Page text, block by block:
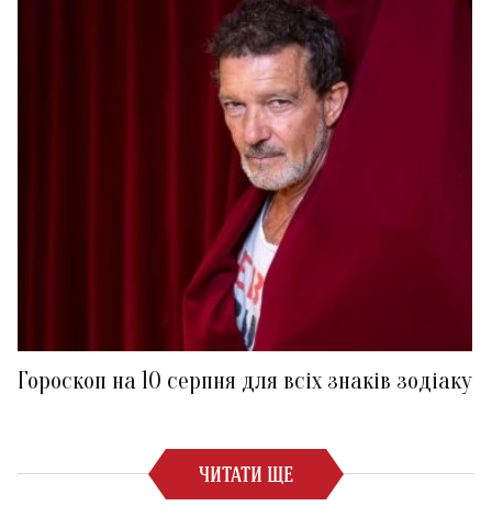
Гороскоп на 10 серпня для всіх знаків зодіаку
ЧИТАТИ ЩЕ